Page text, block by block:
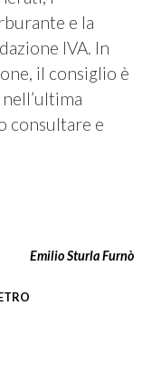
e la
IVA. In
il consiglio è
consultare e
Emilio Sturla Furnò